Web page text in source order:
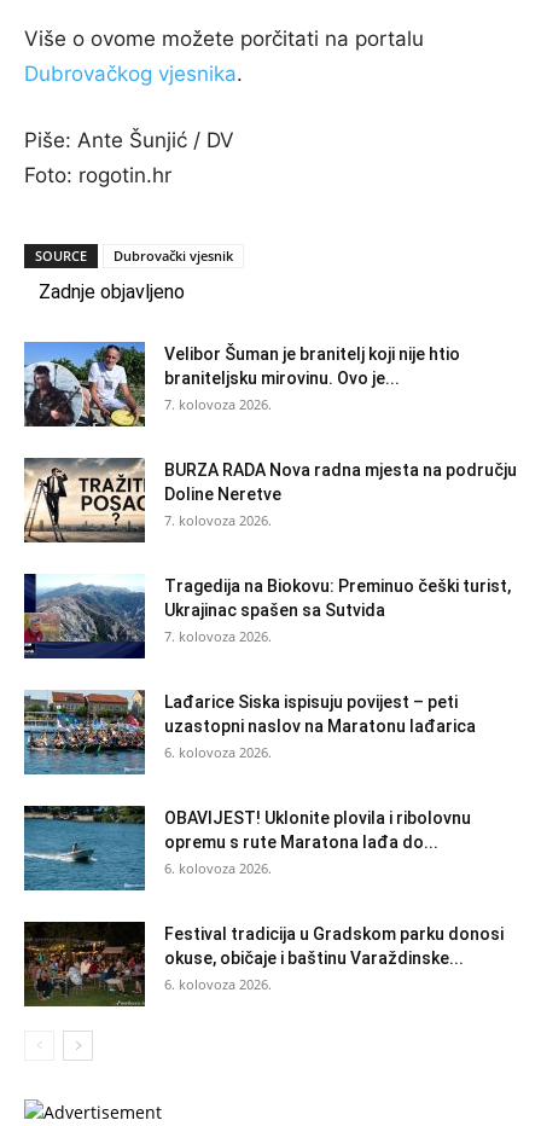
Više o ovome možete porčitati na portalu
Dubrovačkog vjesnika.
Piše: Ante Šunjić / DV
Foto: rogotin.hr
SOURCE Dubrovački vjesnik
Zadnje objavljeno
Velibor Šuman je branitelj koji nije htio
braniteljsku mirovinu. Ovo je...
7. kolovoza 2026.
BURZA RADA Nova radna mjesta na području
Doline Neretve
7. kolovoza 2026.
Tragedija na Biokovu: Preminuo češki turist,
Ukrajinac spašen sa Sutvida
7. kolovoza 2026.
Lađarice Siska ispisuju povijest – peti
uzastopni naslov na Maratonu lađarica
6. kolovoza 2026.
OBAVIJEST! Uklonite plovila i ribolovnu
opremu s rute Maratona lađa do...
6. kolovoza 2026.
Festival tradicija u Gradskom parku donosi
okuse, običaje i baštinu Varaždinske...
6. kolovoza 2026.